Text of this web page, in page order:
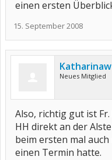
einen ersten
15. September 2008
Katharinaw
Neues Mitglied
Also, richtig gut ist Fr.
HH direkt an der
beim ersten mal
einen Termin hatte.